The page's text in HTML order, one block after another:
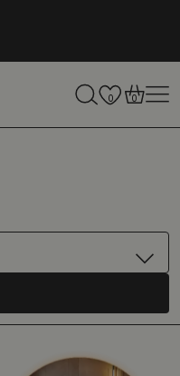
0 0